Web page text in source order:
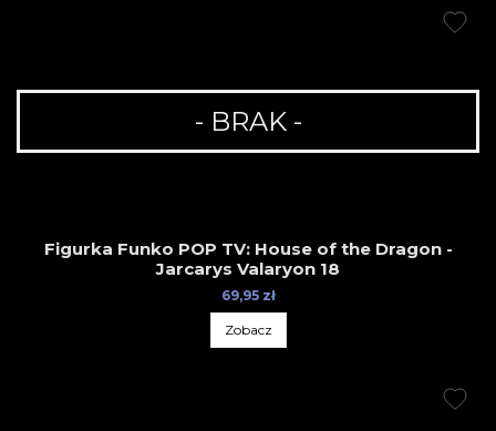
- BRAK -
Figurka Funko POP TV: House of the Dragon -
Jarcarys Valaryon 18
69,95 zł
Zobacz